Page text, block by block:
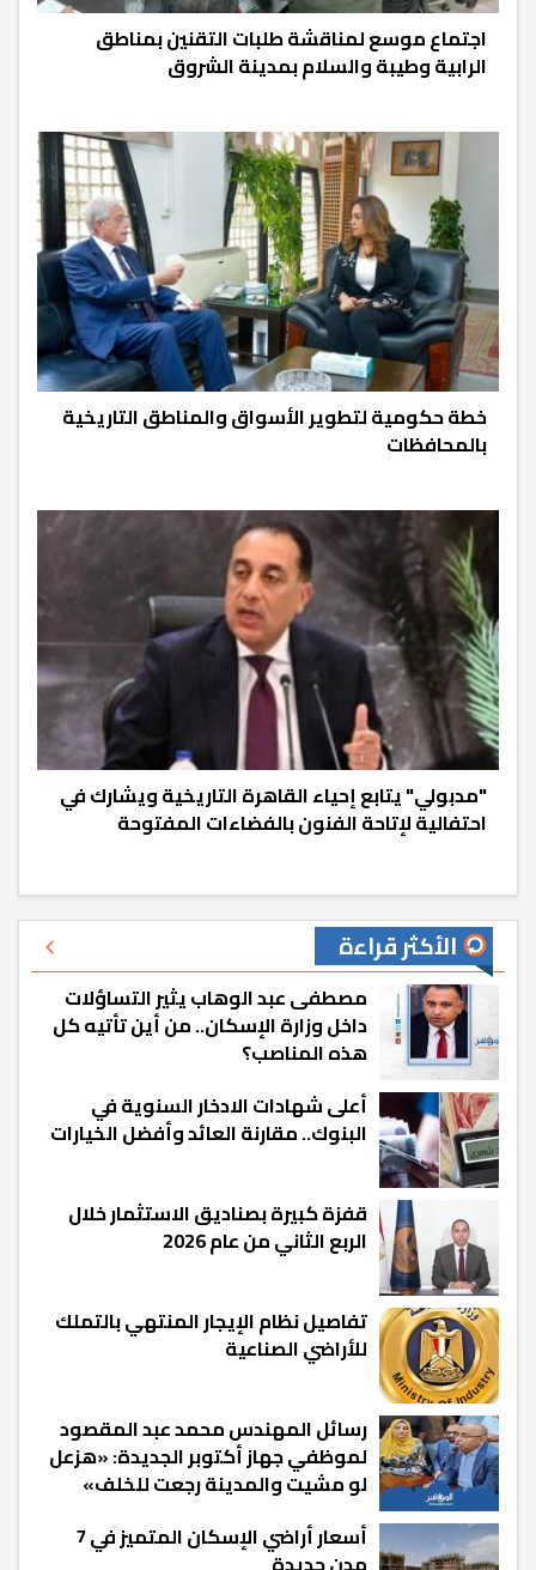
اجتماع موسع لمناقشة طلبات التقنين بمناطق
الرابية وطيبة والسلام بمدينة الشروق
خطة حكومية لتطوير الأسواق والمناطق التاريخية
بالمحافظات
"مدبولي" يتابع إحياء القاهرة التاريخية ويشارك في
احتفالية لإتاحة الفنون بالفضاءات المفتوحة
الأكثر قراءة
مصطفى عبد الوهاب يثير التساؤلات
داخل وزارة الإسكان.. من أين تأتيه كل
هذه المناصب؟
أعلى شهادات الادخار السنوية في
البنوك.. مقارنة العائد وأفضل الخيارات
قفزة كبيرة بصناديق الاستثمار خلال
الربع الثاني من عام 2026
تفاصيل نظام الإيجار المنتهي بالتملك
للأراضي الصناعية
رسائل المهندس محمد عبد المقصود
لموظفي جهاز أكتوبر الجديدة: «هزعل
لو مشيت والمدينة رجعت للخلف»
أسعار أراضي الإسكان المتميز في 7